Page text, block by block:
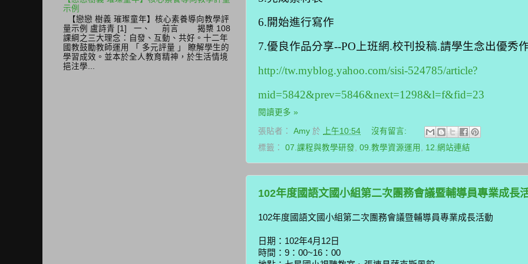
6.開始進行寫作
7.優良作品分享--PO上班網.校刊投稿.請學生念出優秀
http://tw.myblog.yahoo.com/sisi-524785/article?
mid=5842&prev=5846&next=1298&l=f&fid=23
閱讀更多 »
張貼者： Amy 於 上午10:54
沒有留言:
標籤： 07.課程與教學研發 09.教學資源運用 12.網站連結
102年度國語文國小組第二次團務會議暨輔導員專業成長
102年度國語文國小組第二次團務會議暨輔導員專業成長活動
日期：102年4月12日
時間：9：00~16：00
示例
【戀戀 樹義 璀璨童年】核心素養導向教學評
量示例 盧詩青 [1] 一、 前言 揭櫫 108
課綱之三大理念：自發、互動、共好。十二年
國教鼓勵教師運用 「 多元評量 」 瞭解學生的
學習成效。並本於全人教育精神，於生活情境
挹注學...